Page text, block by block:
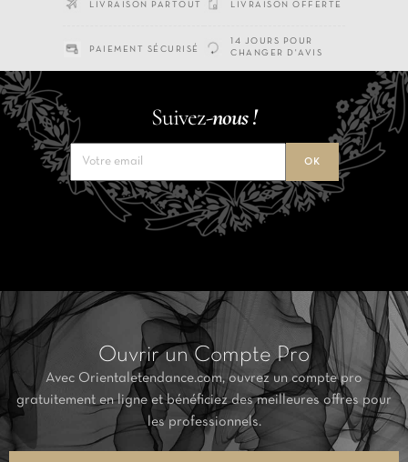
LIVRAISON PARTOUT LIVRAISON OFFERTE
PAIEMENT SÉCURISÉ
14 JOURS POUR
CHANGER D'AVIS
Suivez-nous !
Ouvrir un Compte Pro
Avec Orientaletendance.com, ouvrez un compte pro
gratuitement en ligne et bénéficiez des meilleures offres pour
les professionnels.